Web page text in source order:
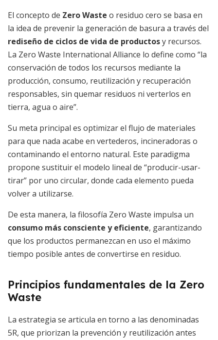
El concepto de Zero Waste o residuo cero se basa en
la idea de prevenir la generación de basura a través del
rediseño de ciclos de vida de productosy recursos.
La Zero Waste International Alliance lo define como “la
conservación de todos los recursos mediante la
producción, consumo, reutilización y recuperación
responsables, sin quemar residuos ni verterlos en
tierra, agua o aire”.
Su meta principal es optimizar el flujo de materiales
para que nada acabe en vertederos, incineradoras o
contaminando el entorno natural. Este paradigma
propone sustituir el modelo lineal de “producir-usar-
tirar” por uno circular, donde cada elemento pueda
volver a utilizarse.
De esta manera, la filosofía Zero Waste impulsa un
consumo más consciente y eficiente, garantizando
que los productos permanezcan en uso el máximo
tiempo posible antes de convertirse en residuo.
Principios fundamentales de la Zero
Waste
La estrategia se articula en torno a las denominadas
5R, que priorizan la prevención y reutilización antes